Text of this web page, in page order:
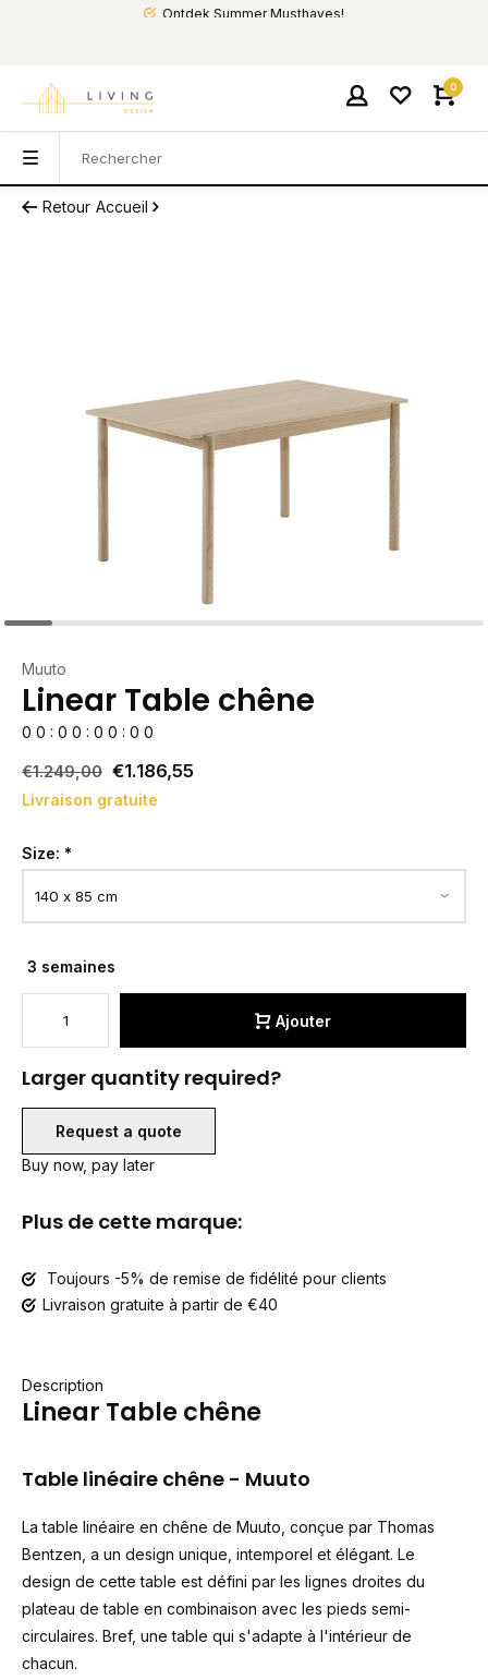
Ontdek Summer Musthaves!
0
Retour Accueil
Muuto
Linear Table chêne
0 0 : 0 0 : 0 0 : 0 0
€1.249,00 €1.186,55
Livraison gratuite
Size: *
3 semaines
Ajouter
Larger quantity required?
Request a quote
Buy now, pay later
Plus de cette marque:
Toujours -5% de remise de fidélité pour clients
Livraison gratuite à partir de €40
Description
Linear Table chêne
Table linéaire chêne - Muuto
La table linéaire en chêne de Muuto, conçue par Thomas
Bentzen, a un design unique, intemporel et élégant. Le
design de cette table est défini par les lignes droites du
plateau de table en combinaison avec les pieds semi-
circulaires. Bref, une table qui s'adapte à l'intérieur de
chacun.